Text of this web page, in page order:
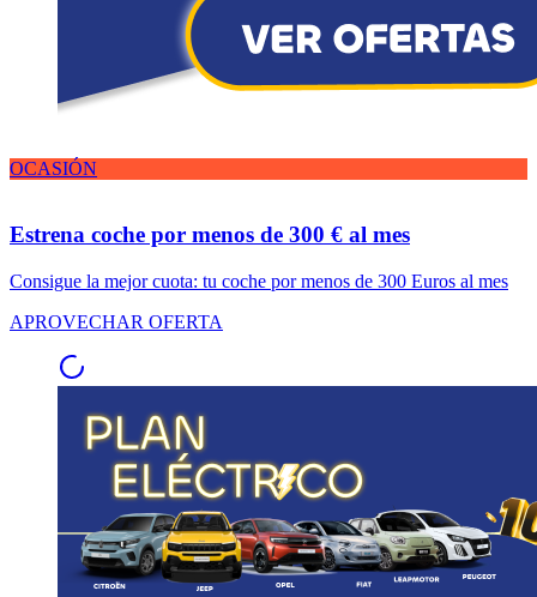
OCASIÓN
Estrena coche por menos de 300 € al mes
Consigue la mejor cuota: tu coche por menos de 300 Euros al mes
APROVECHAR OFERTA